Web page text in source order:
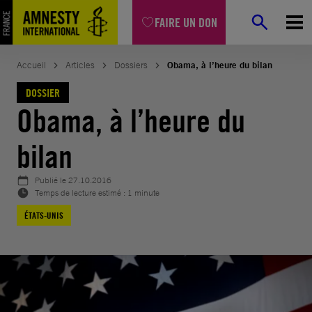
FAIRE UN DON
Aller
au
contenu
Accueil Articles Dossiers Obama, à l’heure du bilan
DOSSIER
Obama, à l’heure du
bilan
Publié le27.10.2016
Temps de lecture estimé : 1 minute
ÉTATS-UNIS